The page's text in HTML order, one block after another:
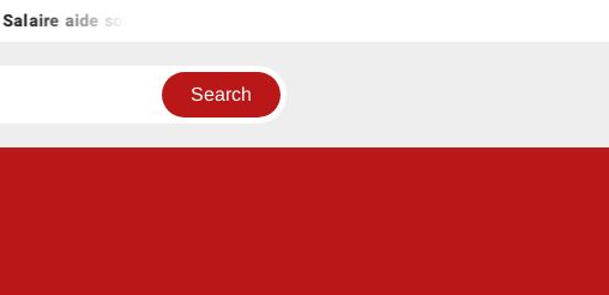
Salaire aide soignante EHPAD : ce que vous toucherez vraiment en 2026